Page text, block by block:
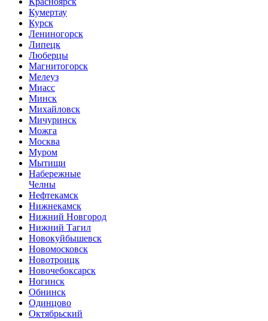
Кумертау
Курск
Лениногорск
Липецк
Люберцы
Магнитогорск
Мелеуз
Миасс
Минск
Михайловск
Мичуринск
Можга
Москва
Муром
Мытищи
Набережные
Челны
Нефтекамск
Нижнекамск
Нижний Новгород
Нижний Тагил
Новокуйбышевск
Новомосковск
Новотроицк
Новочебоксарск
Ногинск
Обнинск
Одинцово
Октябрьский